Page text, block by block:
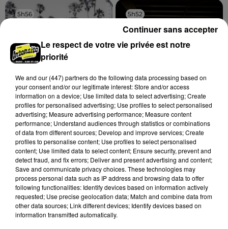
5h56
5h56
ST LUNDI
Alaska
5h52
5h52
THE FRAY
You Found Me
A LA UNE Voir plus
Le respect de votre vie privée est notre
priorité
We and our (447) partnersdo the following data processing based on
your consent and/or our legitimate interest: Store and/or access
information on a device; Use limited data to select advertising; Create
profiles for personalised advertising; Use profiles to select personalised
advertising; Measure advertising performance; Measure content
performance; Understand audiences through statistics or combinations
of data from different sources; Develop and improve services; Create
profiles to personalise content; Use profiles to select personalised
content; Use limited data to select content; Ensure security, prevent and
detect fraud, and fix errors; Deliver and present advertising and content;
Save and communicate privacy choices. These technologies may
process personal data such as IP address and browsing data to offer
following functionalities: Identify devices based on information actively
requested; Use precise geolocation data; Match and combine data from
other data sources; Link different devices; Identify devices based on
information transmitted automatically.
Continuer sans accepter